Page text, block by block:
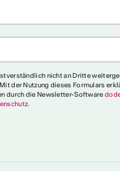
nicht an Dritte
der Nutzung dieses Formulars
durch die Newsletter-Software
.